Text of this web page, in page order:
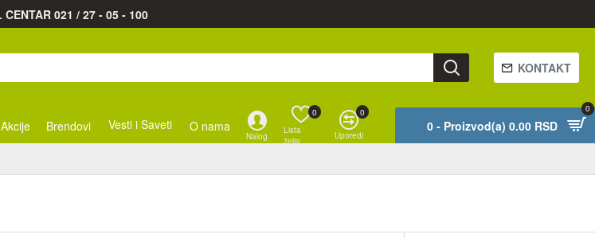
CENTAR 021 / 27 - 05 - 100
KONTAKT
Akcije Brendovi Vesti i Saveti O nama
Nalog
Lista
želja
0
Uporedi
0
0 - Proizvod(a) 0.00 RSD
0